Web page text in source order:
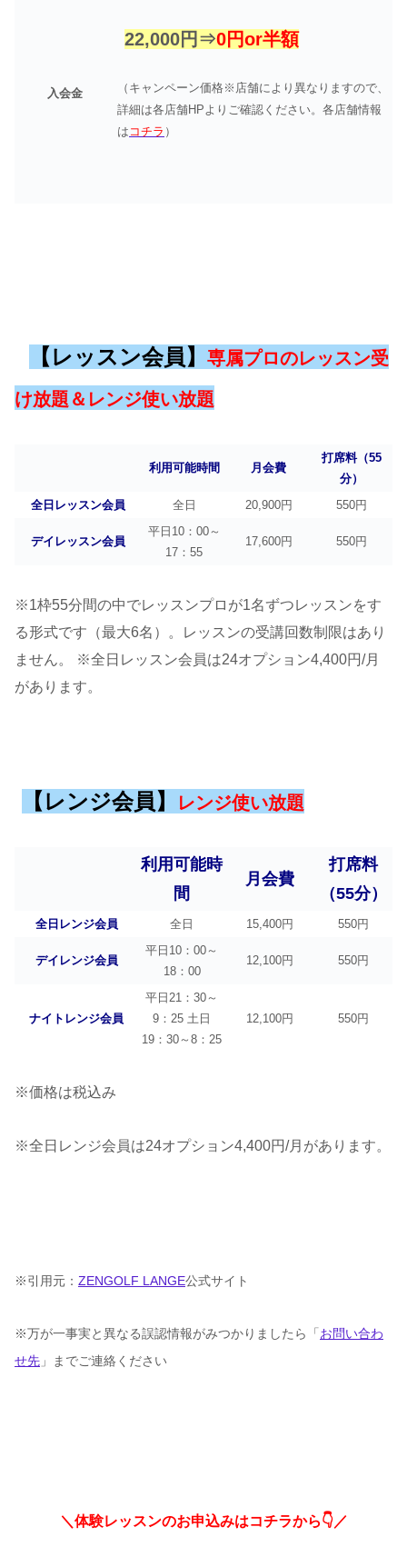
入会金
22,000円⇒0円or半額
（キャンペーン価格※店舗により異なりますので、
詳細は各店舗HPよりご確認ください。各店舗情報
は コチラ ）
【レッスン会員】 専属プロのレッスン受
け放題＆レンジ使い放題
利用可能時間 月会費
打席料（55
分）
全日レッスン会員
全日 20,900円 550円
デイレッスン会員
平日10：00～
17：55
17,600円 550円
※1枠55分間の中でレッスンプロが1名ずつレッスンをす
る形式です（最大6名）。レッスンの受講回数制限はあり
ません。
※全日レッスン会員は24オプション4,400円/月
があります。
【レンジ会員】 レンジ使い放題
利用可能時
間
月会費
打席料
（55分）
全日レンジ会員 全日 15,400円 550円
デイレンジ会員
平日10：00～
18：00
12,100円 550円
ナイトレンジ会員
平日21：30～
9：25 土日
19：30～8：25
12,100円 550円
※価格は税込み
※全日レンジ会員は24オプション4,400円/月があります。
※引用元： ZENGOLF LANGE公式サイト
※万が一事実と異なる誤認情報がみつかりましたら「 お問い合わ
せ先 」までご連絡ください
＼体験レッスンのお申込みはコチラから👇／